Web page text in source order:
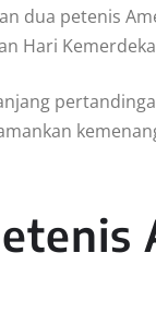
dua petenis
Hari